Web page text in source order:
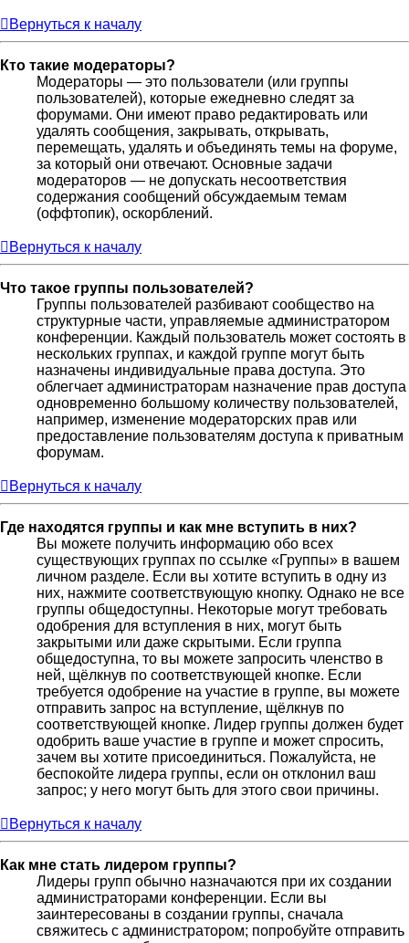
Вернуться к началу
Кто такие модераторы?
Модераторы — это пользователи (или группы
пользователей), которые ежедневно следят за
форумами. Они имеют право редактировать или
удалять сообщения, закрывать, открывать,
перемещать, удалять и объединять темы на форуме,
за который они отвечают. Основные задачи
модераторов — не допускать несоответствия
содержания сообщений обсуждаемым темам
(оффтопик), оскорблений.
Вернуться к началу
Что такое группы пользователей?
Группы пользователей разбивают сообщество на
структурные части, управляемые администратором
конференции. Каждый пользователь может состоять в
нескольких группах, и каждой группе могут быть
назначены индивидуальные права доступа. Это
облегчает администраторам назначение прав доступа
одновременно большому количеству пользователей,
например, изменение модераторских прав или
предоставление пользователям доступа к приватным
форумам.
Вернуться к началу
Где находятся группы и как мне вступить в них?
Вы можете получить информацию обо всех
существующих группах по ссылке «Группы» в вашем
личном разделе. Если вы хотите вступить в одну из
них, нажмите соответствующую кнопку. Однако не все
группы общедоступны. Некоторые могут требовать
одобрения для вступления в них, могут быть
закрытыми или даже скрытыми. Если группа
общедоступна, то вы можете запросить членство в
ней, щёлкнув по соответствующей кнопке. Если
требуется одобрение на участие в группе, вы можете
отправить запрос на вступление, щёлкнув по
соответствующей кнопке. Лидер группы должен будет
одобрить ваше участие в группе и может спросить,
зачем вы хотите присоединиться. Пожалуйста, не
беспокойте лидера группы, если он отклонил ваш
запрос; у него могут быть для этого свои причины.
Вернуться к началу
Как мне стать лидером группы?
Лидеры групп обычно назначаются при их создании
администраторами конференции. Если вы
заинтересованы в создании группы, сначала
свяжитесь с администратором; попробуйте отправить